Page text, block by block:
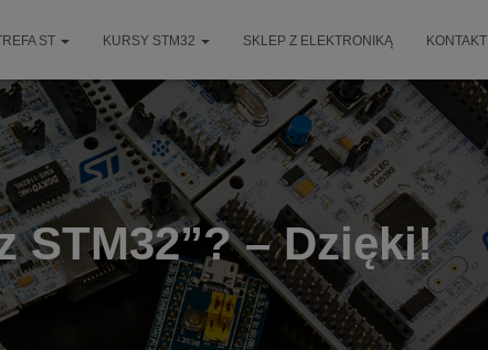
ST KURSY STM32 SKLEP Z ELEKTRONIKĄ KONTAKT
STM32”? – Dzięki!